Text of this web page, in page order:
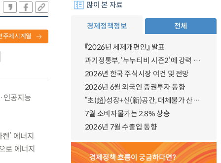
주제시계열
인공지능
’ 에너지
로 에너지
많이 본 자료
경제정책정보 전체
『2026년 세제개편안』 발표
과기정통부, ‘누누티비 시즌2’에 강력 대응 의지 밝혀
2026년 한국 주식시장 여건 및 전망
2026년 6월 외국인 증권투자 동향
“초(超)성장+신(新)공간, 대체불가 산업강국”
7월 소비자물가는 2.8% 상승
2026년 7월 수출입 동향